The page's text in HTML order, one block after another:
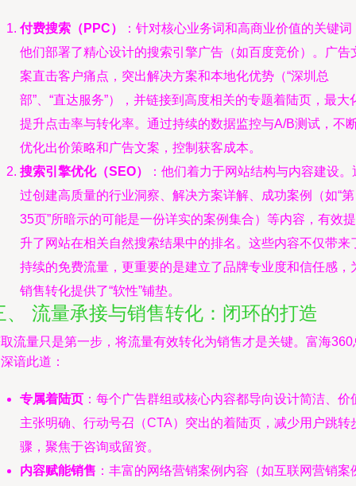
付费搜索（PPC）
：针对核心业务词和高商业价值的关键词
他们部署了精心设计的搜索引擎广告（如百度竞价）。广告
案直击客户痛点，突出解决方案和本地化优势（“深圳总
部”、“直达服务”），并链接到高度相关的专题着陆页，最大
提升点击率与转化率。通过持续的数据监控与A/B测试，不
优化出价策略和广告文案，控制获客成本。
搜索引擎优化（SEO）
：他们着力于网站结构与内容建设。
过创建高质量的行业洞察、解决方案详解、成功案例（如“第
35页”所暗示的可能是一份详实的案例集合）等内容，有效提
升了网站在相关自然搜索结果中的排名。这些内容不仅带来
持续的免费流量，更重要的是建立了品牌专业度和信任感，
销售转化提供了“软性”铺垫。
、 流量承接与销售转化：闭环的打造
流量只是第一步，将流量有效转化为销售才是关键。富海360
谙此道：
专属着陆页 ：每个广告群组或核心内容都导向设计简洁、价
主张明确、行动号召（CTA）突出的着陆页，减少用户跳转
骤，聚焦于咨询或留资。
内容赋能销售 ：丰富的网络营销案例内容（如互联网营销案